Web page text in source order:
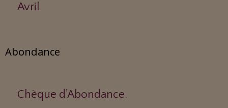
Avril
Abondance
Chèque d'Abondance.